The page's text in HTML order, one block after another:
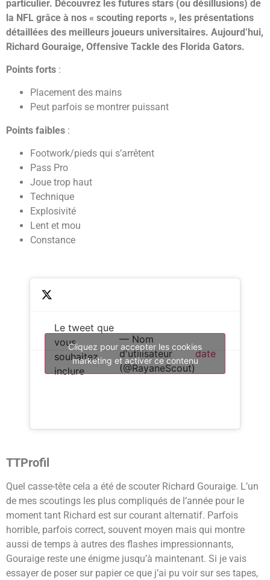
particulier. Découvrez les futures stars (ou désillusions) de
la NFL grâce à nos « scouting reports », les présentations
détaillées des meilleurs joueurs universitaires. Aujourd’hui,
Richard Gouraige, Offensive Tackle des Florida Gators.
Points forts :
Placement des mains
Peut parfois se montrer puissant
Points faibles :
Footwork/pieds qui s’arrêtent
Pass Pro
Joue trop haut
Technique
Explosivité
Lent et mou
Constance
Le tweet que
vous
souhaitez
inclure
— Nom
d'utilisateur
(@RayaneScout)
date
Cliquez pour accepter les cookies
marketing et activer ce contenu
TTProfil
Quel casse-tête cela a été de scouter Richard Gouraige. L’un
de mes scoutings les plus compliqués de l’année pour le
moment tant Richard est sur courant alternatif. Parfois
horrible, parfois correct, souvent moyen mais qui montre
aussi de temps à autres des flashes impressionnants,
Gouraige reste une énigme jusqu’à maintenant. Si je vais
essayer de poser sur papier ce que j’ai pu voir sur ses tapes,